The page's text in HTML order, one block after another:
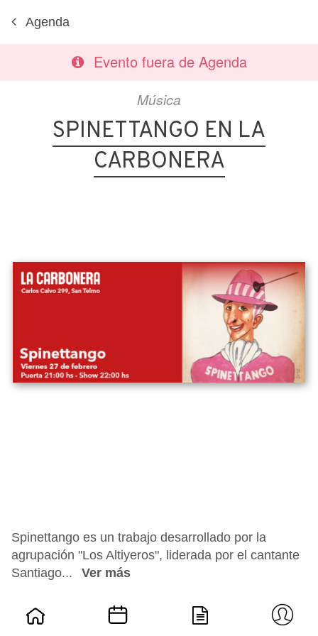
Agenda
Evento fuera de Agenda
Música
SPINETTANGO EN LA
CARBONERA
Spinettango es un trabajo desarrollado por la
agrupación "Los Altiyeros", liderada por el cantante
Santiago...
Ver más